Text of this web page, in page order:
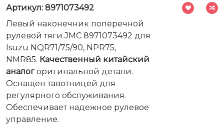
Артикул: 8971073492
Левый наконечник поперечной
рулевой тяги JMC 8971073492 для
Isuzu NQR71/75/90, NPR75,
NMR85. Качественный китайский
аналогоригинальной детали.
Оснащен тавотницей для
регулярного обслуживания.
Обеспечивает надежное рулевое
управление.